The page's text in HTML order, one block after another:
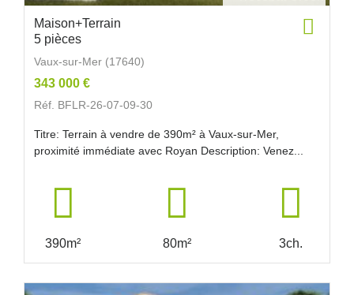
Maison+Terrain
5 pièces
Vaux-sur-Mer (17640)
343 000 €
Réf. BFLR-26-07-09-30
Titre: Terrain à vendre de 390m² à Vaux-sur-Mer,
proximité immédiate avec Royan Description: Venez...
390m² 80m² 3ch.